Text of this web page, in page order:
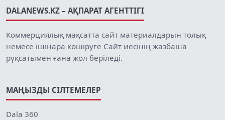
DALANEWS.KZ – АҚПАРАТ АГЕНТТІГІ
Коммерциялық мақсатта сайт материалдарын толық
немесе ішінара көшіруге Сайт иесінің жазбаша
рұқсатымен ғана жол беріледі.
МАҢЫЗДЫ СІЛТЕМЕЛЕР
Dala 360